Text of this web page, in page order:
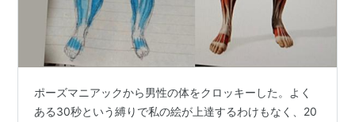
ポーズマニアックから男性の体をクロッキーした。よく
ある30秒という縛りで私の絵が上達するわけもなく、20